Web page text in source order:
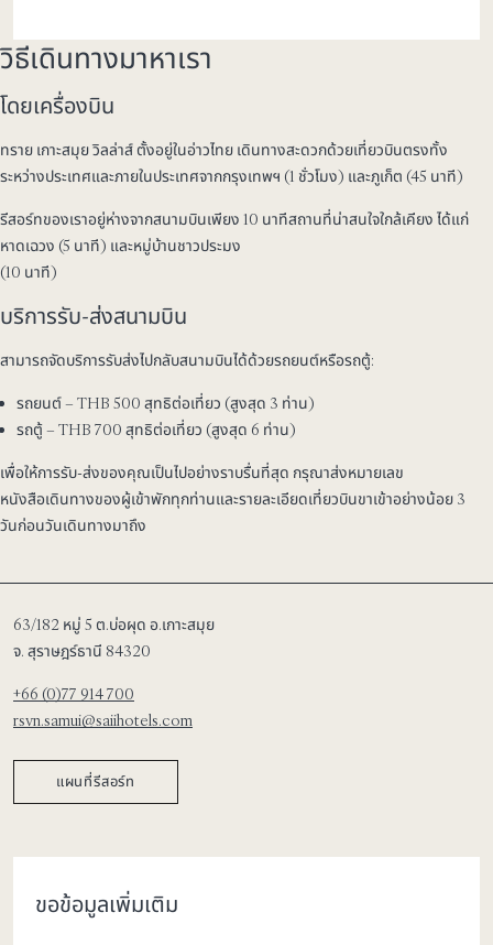
วิธีเดินทางมาหาเรา
โดยเครื่องบิน
ทราย เกาะสมุย วิลล่าส์ ตั้งอยู่ในอ่าวไทย เดินทางสะดวกด้วยเที่ยวบินตรงทั้ง
ระหว่างประเทศและภายในประเทศจากกรุงเทพฯ (1 ชั่วโมง) และภูเก็ต (45 นาที)
รีสอร์ทของเราอยู่ห่างจากสนามบินเพียง 10 นาทีสถานที่น่าสนใจใกล้เคียง ได้แก่
หาดเฉวง (5 นาที) และหมู่บ้านชาวประมง
(10 นาที)
บริการรับ-ส่งสนามบิน
สามารถจัดบริการรับส่งไปกลับสนามบินได้ด้วยรถยนต์หรือรถตู้:
รถยนต์ – THB 500 สุทธิต่อเที่ยว (สูงสุด 3 ท่าน)
รถตู้ – THB 700 สุทธิต่อเที่ยว (สูงสุด 6 ท่าน)
เพื่อให้การรับ-ส่งของคุณเป็นไปอย่างราบรื่นที่สุด กรุณาส่งหมายเลข
หนังสือเดินทางของผู้เข้าพักทุกท่านและรายละเอียดเที่ยวบินขาเข้าอย่างน้อย 3
วันก่อนวันเดินทางมาถึง
63/182 หมู่ 5 ต.บ่อผุด อ.เกาะสมุย
จ. สุราษฎร์ธานี 84320
+66 (0)77 914 700
rsvn.samui@saiihotels.com
แผนที่รีสอร์ท
ขอข้อมูลเพิ่มเติม